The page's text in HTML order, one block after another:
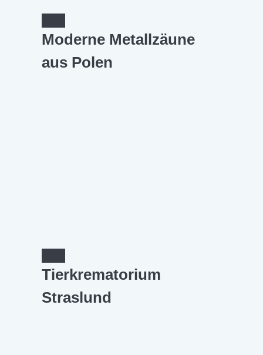
Moderne Metallzäune
aus Polen
Tierkrematorium
Straslund